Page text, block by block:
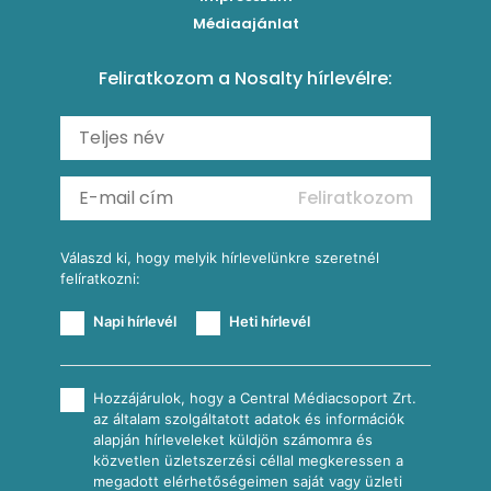
Carbonara
Shakshuka
Ratatouille
Mexikói húsleves kukorica salsával
Almás-kéksajtos kukoricasaláta
Köretek
Reggeli receptek
Médiaajánlat
Feliratkozom a Nosalty hírlevélre:
Feliratkozom
Válaszd ki, hogy melyik hírlevelünkre szeretnél
felíratkozni:
Napi hírlevél Heti hírlevél
Hozzájárulok, hogy a Central Médiacsoport Zrt.
az általam szolgáltatott adatok és információk
alapján hírleveleket küldjön számomra és
közvetlen üzletszerzési céllal megkeressen a
megadott elérhetőségeimen saját vagy üzleti